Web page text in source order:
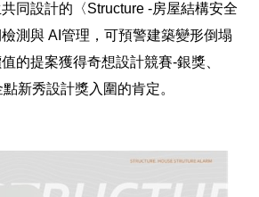
同設計的〈Structure -房屋結構安全
測與 AI管理，可預警建築變形倒塌
的提案獲得奇想設計競賽-銀獎、
新秀設計獎入圍的肯定。